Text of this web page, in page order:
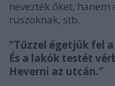
nevezték őket,
ruszoknak, stb.
“Tűzzel égetjük fel
És a lakók testét
Heverni az utcán.”